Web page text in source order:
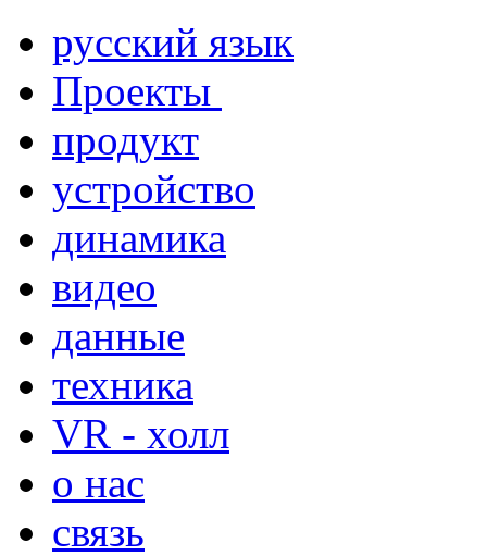
русский язык
Проекты
продукт
устройство
динамика
видео
данные
техника
VR - холл
о нас
связь